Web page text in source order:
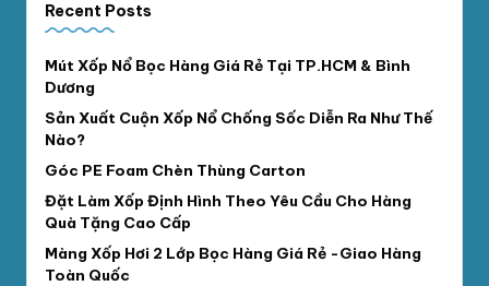
Recent Posts
Mút Xốp Nổ Bọc Hàng Giá Rẻ Tại TP.HCM & Bình
Dương
Sản Xuất Cuộn Xốp Nổ Chống Sốc Diễn Ra Như Thế
Nào?
Góc PE Foam Chèn Thùng Carton
Đặt Làm Xốp Định Hình Theo Yêu Cầu Cho Hàng
Quà Tặng Cao Cấp
Màng Xốp Hơi 2 Lớp Bọc Hàng Giá Rẻ -Giao Hàng
Toàn Quốc